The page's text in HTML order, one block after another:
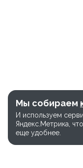
Мы собираем
И используем
Яндекс.Метрика,
еще удобнее.